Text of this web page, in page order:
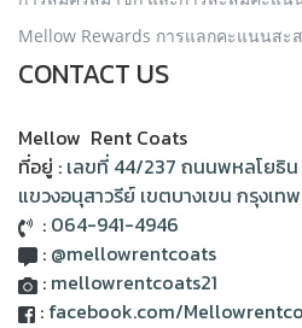
Mellow Rewards การแลกคะแนนสะ
CONTACT US
Mellow Rent Coats
ที่อยู่ : เลขที่ 44/237 ถนนพหลโยธิน
แขวงอนุสาวรีย์ เขตบางเขน กรุงเท
: 064-941-4946
: @mellowrentcoats
: mellowrentcoats21
: facebook.com/